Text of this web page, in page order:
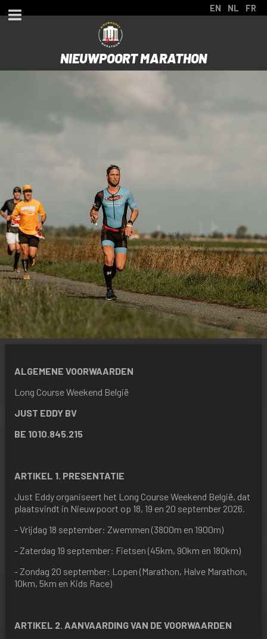
EN NL FR
NIEUWPOORT MARATHON
ALGEMENE VOORWAARDEN
Long Course Weekend België
JUST EDDY BV
BE 1010.845.215
ARTIKEL 1. PRESENTATIE
Just Eddy organiseert het Long Course Weekend België, dat
plaatsvindt in Nieuwpoort op 18, 19 en 20 september 2026.
- Vrijdag 18 september: Zwemmen (3800m en 1900m)
- Zaterdag 19 september: Fietsen (45km, 90km en 180km)
- Zondag 20 september: Lopen (Marathon, Halve Marathon,
10km, 5km en Kids Race)
ARTIKEL 2. AANVAARDING VAN DE VOORWAARDEN